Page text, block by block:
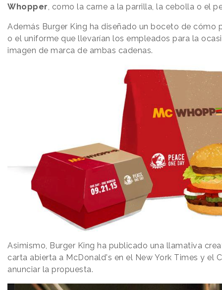
Whopper , como la carne a la parrilla, la cebolla o el
Además Burger King ha diseñado un boceto de cómo
o el uniforme que llevarían los empleados para la
imagen de marca de ambas cadenas.
Asimismo, Burger King ha publicado una llamativa
carta abierta a McDonald's en el New York Times y el
anunciar la propuesta.